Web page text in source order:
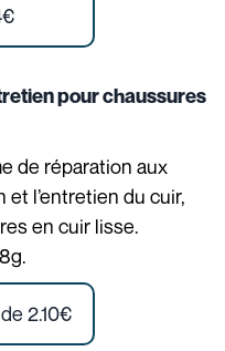
pour chaussures
de réparation aux
l’entretien du cuir,
en cuir lisse.
2.10€